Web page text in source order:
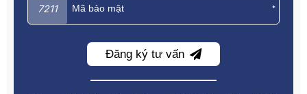
7211 *
Đăng ký tư vấn